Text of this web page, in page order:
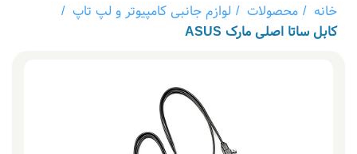
خانه محصولات
لوازم جانبی کامپیوتر و لپ تاپ
کابل ساتا اصلی مارک ASUS